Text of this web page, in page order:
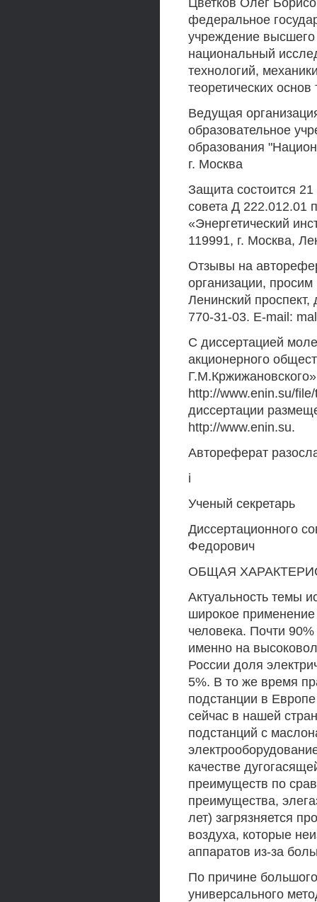
Цветков Олег
федеральное
учреждение высшего
национальный
технологий,
теоретических
Ведущая
образовательное
образования
г. Москва
Защита состоится
совета Д 222.012.01
«Энергетический
119991, г. Москва,
Отзывы на
организации,
Ленинский
770-31-03. E-mail:
С диссертацией
акционерного
http://www.enin.su/
диссертации
http://www.enin.su.
Автореферат
i
Ученый секретарь
Диссертационного
Федорович
ОБЩАЯ
Актуальность темы
широкое
человека. Почти
именно на
России доля
5%. В то же время
подстанции в
сейчас в нашей
подстанций с
качестве
преимуществ по
преимущества,
лет) загрязняется
воздуха, которые
аппаратов из-за
По причине
универсального